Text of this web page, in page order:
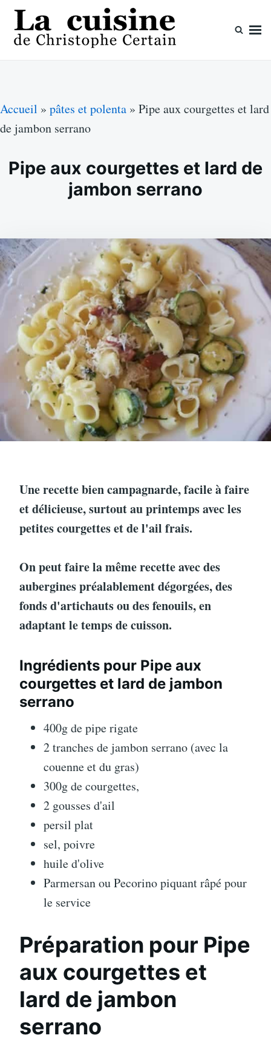
Skip
content
Search
for:
Accueil » pâtes et polenta » Pipe aux courgettes et lard
de jambon serrano
Pipe aux courgettes et lard de
jambon serrano
Une recette bien campagnarde, facile à faire
et délicieuse, surtout au printemps avec les
petites courgettes et de l'ail frais.
On peut faire la même recette avec des
aubergines préalablement dégorgées, des
fonds d'artichauts ou des fenouils, en
adaptant le temps de cuisson.
Ingrédients pour Pipe aux
courgettes et lard de jambon
serrano
400g de pipe rigate
2 tranches de jambon serrano (avec la
couenne et du gras)
300g de courgettes,
2 gousses d'ail
persil plat
sel, poivre
huile d'olive
Parmersan ou Pecorino piquant râpé pour
le service
Préparation pour Pipe
aux courgettes et
lard de jambon
serrano